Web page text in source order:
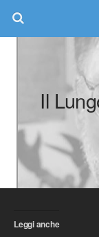
Il
Leggi anche